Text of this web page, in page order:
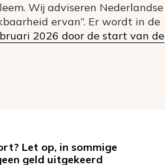
Wij adviseren Nederlandse
ervan”. Er wordt in de
2026 door de start van de
Let op, in sommige
geld uitgekeerd